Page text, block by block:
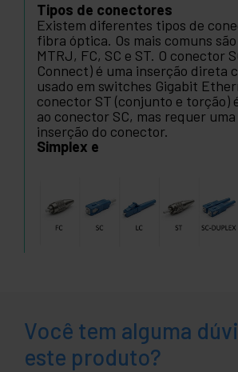
Tipos de conectores
Existem diferentes tipos de
fibra óptica. Os mais comuns são
MTRJ, FC, SC e ST. O conector
Connect) é uma inserção direta
usado em switches Gigabit
conector ST (conjunto e torção)
ao conector SC, mas requer
inserção do conector.
Simplex e
Você tem alguma
este produto?